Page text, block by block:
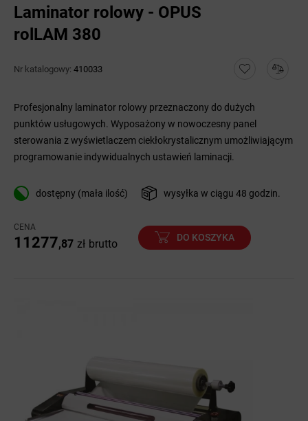
Laminator rolowy - OPUS
rolLAM 380
Nr katalogowy: 410033
Profesjonalny laminator rolowy przeznaczony do dużych
punktów usługowych. Wyposażony w nowoczesny panel
sterowania z wyświetlaczem ciekłokrystalicznym umożliwiającym
programowanie indywidualnych ustawień laminacji.
dostępny (mała ilość) wysyłka w ciągu 48 godzin.
CENA
11277,87 zł brutto
DO KOSZYKA